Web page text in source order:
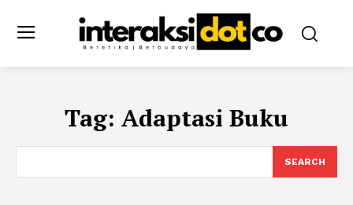
Tag: Adaptasi Buku
SEARCH